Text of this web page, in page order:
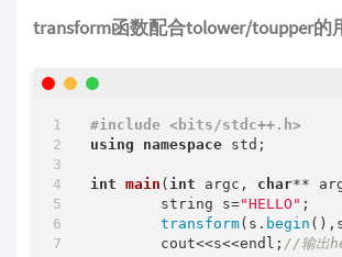
transform函数配合tolower/toupper的
#include <bits/stdc++.h>
using
namespace std;
int main ( int argc, char**
	string s=
"HELLO" ;
transform(s. begin
	cout<<s<<endl;
//输出